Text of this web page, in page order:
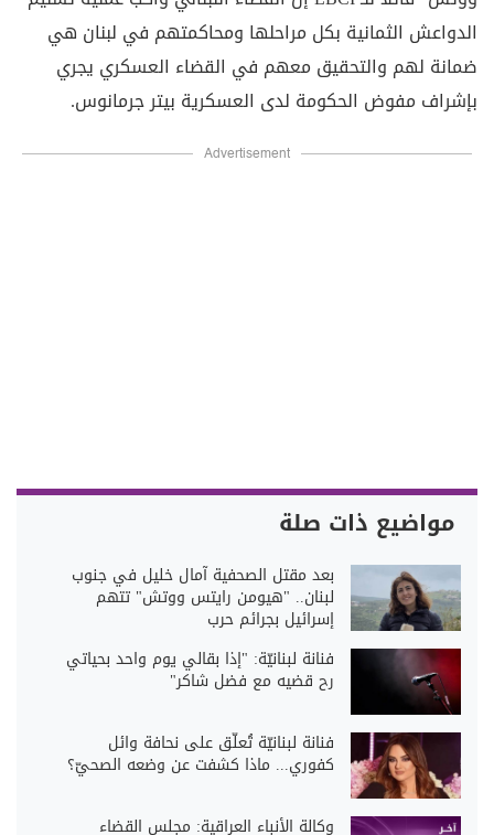
الدواعش الثمانية بكل مراحلها ومحاكمتهم في لبنان هي
ضمانة لهم والتحقيق معهم في القضاء العسكري يجري
بإشراف مفوض الحكومة لدى العسكرية بيتر جرمانوس.
Advertisement
مواضيع ذات صلة
بعد مقتل الصحفية آمال خليل في جنوب
لبنان.. "هيومن رايتس ووتش" تتهم
إسرائيل بجرائم حرب
فنانة لبنانيّة: "إذا بقالي يوم واحد بحياتي
رح قضيه مع فضل شاكر"
فنانة لبنانيّة تُعلّق على نحافة وائل
كفوري... ماذا كشفت عن وضعه الصحيّ؟
وكالة الأنباء العراقية: مجلس القضاء